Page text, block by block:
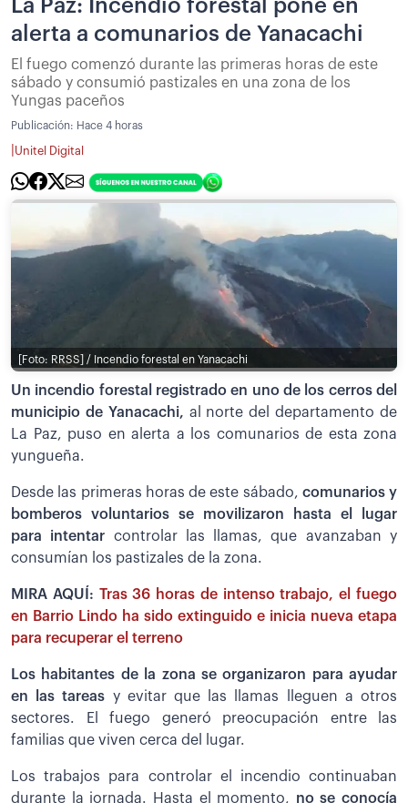
La Paz: Incendio forestal pone en
alerta a comunarios de Yanacachi
El fuego comenzó durante las primeras horas de este
sábado y consumió pastizales en una zona de los
Yungas paceños
Publicación: Hace 4 horas
Unitel Digital
[Foto: RRSS] / Incendio forestal en Yanacachi
Un incendio forestal registrado en uno de los cerros del
municipio de Yanacachi, al norte del departamento de
La Paz, puso en alerta a los comunarios de esta zona
yungueña.
Desde las primeras horas de este sábado, comunarios y
bomberos voluntarios se movilizaron hasta el lugar
para intentar controlar las llamas, que avanzaban y
consumían los pastizales de la zona.
MIRA AQUÍ: Tras 36 horas de intenso trabajo, el fuego
en Barrio Lindo ha sido extinguido e inicia nueva etapa
para recuperar el terreno
Los habitantes de la zona se organizaron para ayudar
en las tareas y evitar que las llamas lleguen a otros
sectores. El fuego generó preocupación entre las
familias que viven cerca del lugar.
Los trabajos para controlar el incendio continuaban
durante la jornada. Hasta el momento, no se conocía